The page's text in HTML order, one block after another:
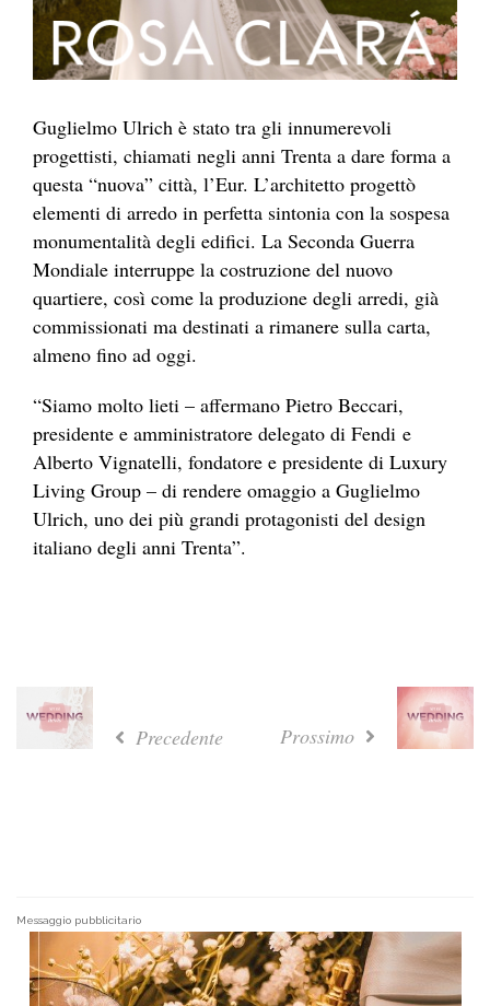
Guglielmo Ulrich è stato tra gli innumerevoli
progettisti, chiamati negli anni Trenta a dare forma a
questa “nuova” città, l’Eur. L’architetto progettò
elementi di arredo in perfetta sintonia con la sospesa
monumentalità degli edifici. La Seconda Guerra
Mondiale interruppe la costruzione del nuovo
quartiere, così come la produzione degli arredi, già
commissionati ma destinati a rimanere sulla carta,
almeno fino ad oggi.
“Siamo molto lieti – affermano Pietro Beccari,
presidente e amministratore delegato di Fendi e
Alberto Vignatelli, fondatore e presidente di Luxury
Living Group – di rendere omaggio a Guglielmo
Ulrich, uno dei più grandi protagonisti del design
italiano degli anni Trenta”.
Precedente Prossimo
Messaggio pubblicitario